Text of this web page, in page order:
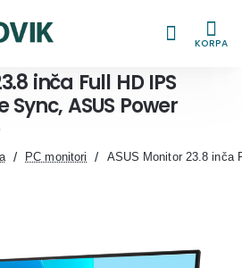
KORPA
inča Full HD IPS
Sync, ASUS Power
PC monitori ASUS Monitor 23.8 inča